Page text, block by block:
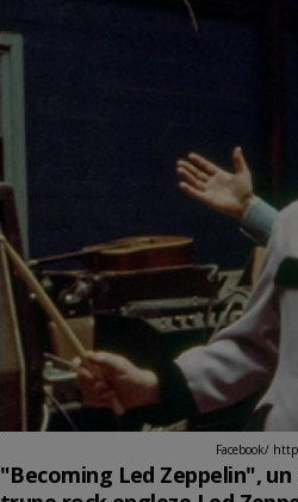
Facebook/
"Becoming Led Zeppelin",